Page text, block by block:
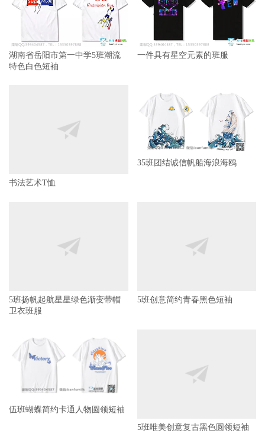
湖南省岳阳市第一中学5班潮流
特色白色短袖
一件具有星空元素的班服
书法艺术T恤
35班团结诚信帆船海浪海鸥
5班扬帆起航星星绿色渐变带帽
卫衣班服
5班创意简约青春黑色短袖
伍班蝴蝶简约卡通人物圆领短袖
5班唯美创意复古黑色圆领短袖